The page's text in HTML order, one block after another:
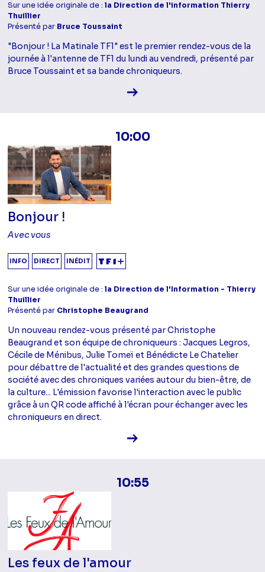
Sur une idée originale de :la Direction de l'information Thierry
Thuillier
Présenté par Bruce Toussaint
"Bonjour ! La Matinale TF1" est le premier rendez-vous de la
journée à l'antenne de TF1 du lundi au vendredi, présenté par
Bruce Toussaint et sa bande chroniqueurs.
Voir la fiche diffusion
10:00
Bonjour !
Avec vous
INFO DIRECT INÉDIT
Sur une idée originale de :la Direction de l'Information - Thierry
Thuillier
Présenté par Christophe Beaugrand
Un nouveau rendez-vous présenté par Christophe
Beaugrand et son équipe de chroniqueurs : Jacques Legros,
Cécile de Ménibus, Julie Tomeï et Bénédicte Le Chatelier
pour débattre de l'actualité et des grandes questions de
société avec des chroniques variées autour du bien-être, de
la culture... L'émission favorise l'interaction avec le public
grâce à un QR code affiché à l'écran pour échanger avec les
chroniqueurs en direct.
Voir la fiche diffusion
10:55
Les feux de l'amour